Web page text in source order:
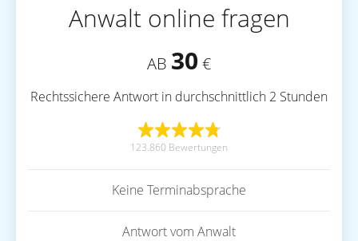
Anwalt online fragen
AB 30 €
Rechtssichere Antwort in durchschnittlich 2 Stunden
123.860 Bewertungen
Keine Terminabsprache
Antwort vom Anwalt